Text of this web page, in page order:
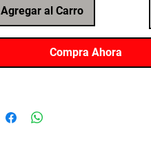
Agregar al Carro
Compra Ahora